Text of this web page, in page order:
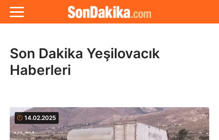
Son Dakika Yeşilovacık
Haberleri
14.02.2025